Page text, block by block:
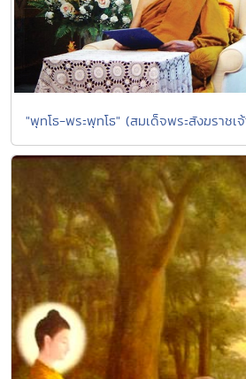
"พุทโธ-พระพุทโธ" (สมเด็จพระสังฆราชเ